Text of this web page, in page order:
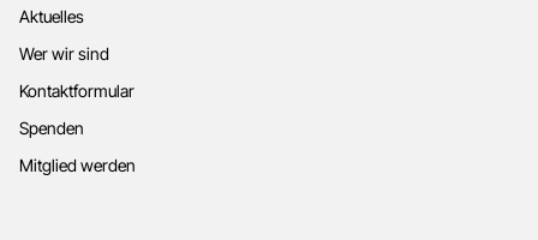
Aktuelles
Wer wir sind
Kontaktformular
Spenden
Mitglied werden